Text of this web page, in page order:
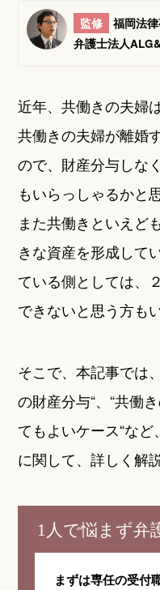
監修
福岡法
弁護士法人
近年、共働きの夫婦
共働きの夫婦が離婚
ので、財産分与しな
もいらっしゃるかと
また共働きといえど
きな資産を形成して
ている側としては、
できないと思う方も
そこで、本記事では
の財産分与“、“共働
てもよいケース“など
に関して、詳しく解
1人で悩まず弁
まずは専任の受付